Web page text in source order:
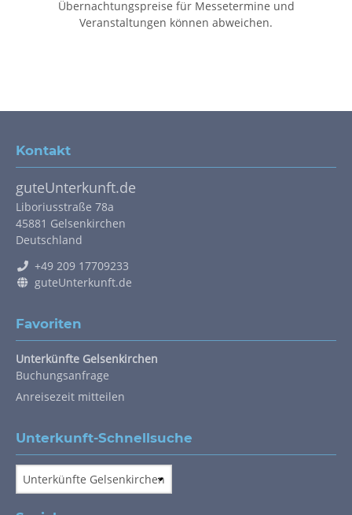
Übernachtungspreise für Messetermine und
Veranstaltungen können abweichen.
Kontakt
guteUnterkunft.de
Liboriusstraße 78a
45881 Gelsenkirchen
Deutschland
+49 209 17709233
guteUnterkunft.de
Favoriten
Navigation
überspringen
Unterkünfte Gelsenkirchen
Buchungsanfrage
Anreisezeit mitteilen
Unterkunft-Schnellsuche